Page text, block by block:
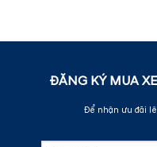
ĐĂNG KÝ MUA
Để nhận ưu đãi